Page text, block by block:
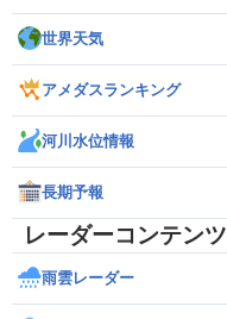
世界天気
アメダスランキング
河川水位情報
長期予報
レーダーコンテンツ
雨雲レーダー